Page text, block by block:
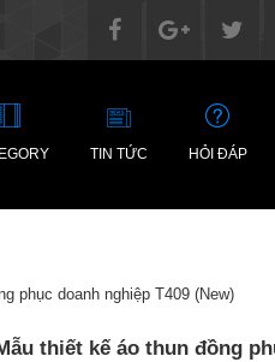
TIN TỨC HỎI ĐÁP
phục doanh nghiệp T409 (New)
thiết kế áo thun đồng